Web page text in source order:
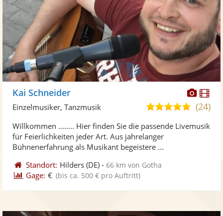
Fotos
Kai Schneider
4,8
5
(24)
Einzelmusiker, Tanzmusik
Willkommen ........ Hier finden Sie die passende Livemusik
für Feierlichkeiten jeder Art. Aus jahrelanger
Bühnenerfahrung als Musikant begeistere ...
Standort: Hilders (DE) -66 km von Gotha
Gage: € (bis ca. 500 € pro Auftritt)